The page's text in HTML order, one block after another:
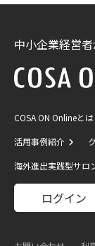
中小企業経営
COSA ON Onlineとは
活用事例紹介
海外進出実践型サロ
ログイン